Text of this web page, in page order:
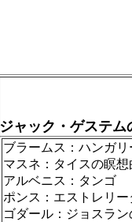
ジャック・ゲステ
ブラームス：ハン
マスネ：タイスの
アルベニス：タンゴ
ポンス：エストレリー
ゴダール：ジョス